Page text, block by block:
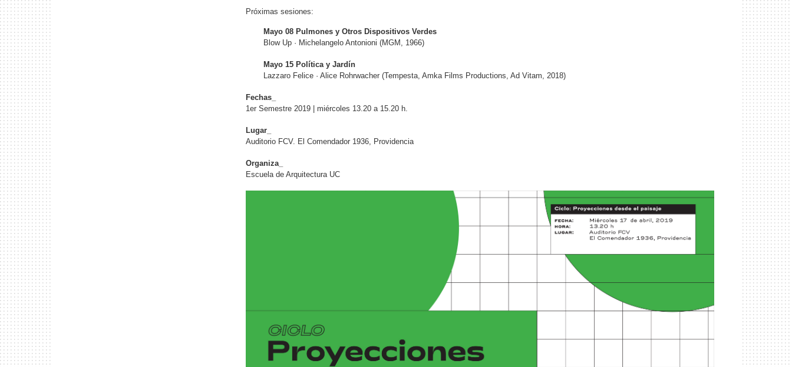
Próximas sesiones:
Mayo 08 Pulmones y Otros Dispositivos Verdes
Blow Up · Michelangelo Antonioni (MGM, 1966)
Mayo 15 Política y Jardín
Lazzaro Felice · Alice Rohrwacher (Tempesta, Amka Films Productions, Ad Vitam, 2018)
Fechas_
1er Semestre 2019 | miércoles 13.20 a 15.20 h.
Lugar_
Auditorio FCV. El Comendador 1936, Providencia
Organiza_
Escuela de Arquitectura UC